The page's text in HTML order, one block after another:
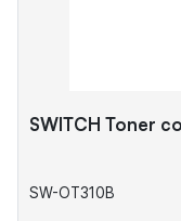
SWITCH Toner
SW-OT310B